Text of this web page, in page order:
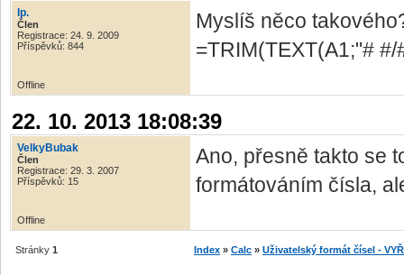
lp.
Člen
Registrace: 24. 9. 2009
Příspěvků: 844
Myslíš něco
=TRIM(TEXT(A1;"# #/
Offline
22. 10. 2013 18:08:39
VelkyBubak
Člen
Registrace: 29. 3. 2007
Příspěvků: 15
Ano, přesně takto se
formátováním čísla,
Offline
Stránky 1 Index » Calc » Uživatelský formát čísel -